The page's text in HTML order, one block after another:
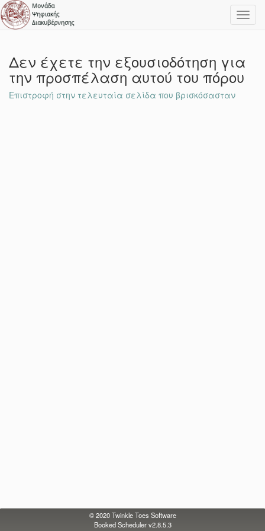
Δεν έχετε την εξουσιοδότηση για
την προσπέλαση αυτού του πόρου
Επιστροφή στην τελευταία σελίδα που βρισκόσασταν
© 2020Twinkle Toes Software
Booked Scheduler v2.8.5.3